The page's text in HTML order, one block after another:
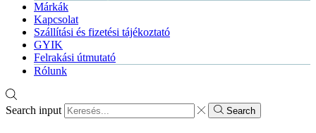
Márkák
Kapcsolat
Szállítási és fizetési tájékoztató
GYIK
Felrakási útmutató
Rólunk
Search input Search